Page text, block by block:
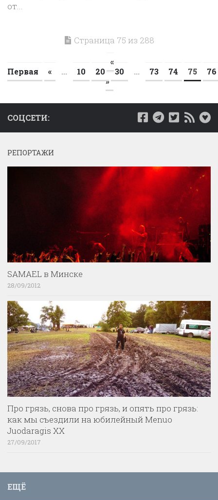
от...
Страница 75 из 288
«
Первая
« ... 10 20 30 ... 73 74 75
76
»
СОЦСЕТИ:
РЕПОРТАЖИ
SAMAEL в Минске
28/09/2012
Про грязь, снова про грязь, и опять про грязь:
как мы съездили на юбилейный Menuo
Juodaragis XX
27/09/2017
ЕЩЁ